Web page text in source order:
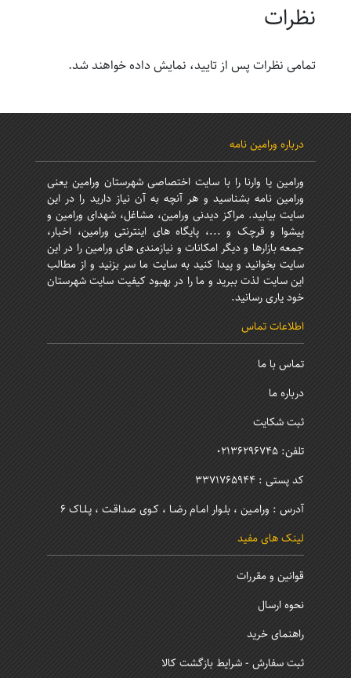
نظرات
تمامی نظرات پس از تایید، نمایش داده خواهند شد.
درباره ورامین نامه
ورامین یا وارنا را با سایت اختصاصی شهرستان ورامین یعنی
ورامین نامه بشناسید و هر آنچه به آن نیاز دارید را در این
سایت بیابید. مراکز دیدنی ورامین، مشاغل، شهدای ورامین و
پیشوا و قرچک و ...، پایگاه های اینترنتی ورامین، اخبار،
جمعه بازارها و دیگر امکانات و نیازمندی های ورامین را در این
سایت بخوانید و پیدا کنید به سایت ما سر بزنید و از مطالب
این سایت لذت ببرید و ما را در بهبود کیفیت سایت شهرستان
خود یاری رسانید.
اطلاعات تماس
تماس با ما
درباره ما
ثبت شکایت
تلفن: 02136296745
کد پستی : 3371765944
آدرس : ورامـین ، بلـوار امـام رضـا ، کـوی صداقـت ، پـلـاک 6
لینک های مفید
قوانین و مقررات
نحوه ارسال
راهنمای خرید
ثبت سفارش - شرایط بازگشت کالا